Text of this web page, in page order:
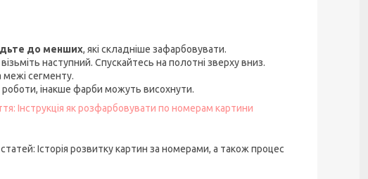
до менших, які складніше зафарбовувати.
наступний. Спускайтесь на полотні зверху вниз.
сегменту.
інакше фарби можуть висохнути.
Інструкція як розфарбовувати по номерам картини
Історія розвитку картин за номерами, а також процес